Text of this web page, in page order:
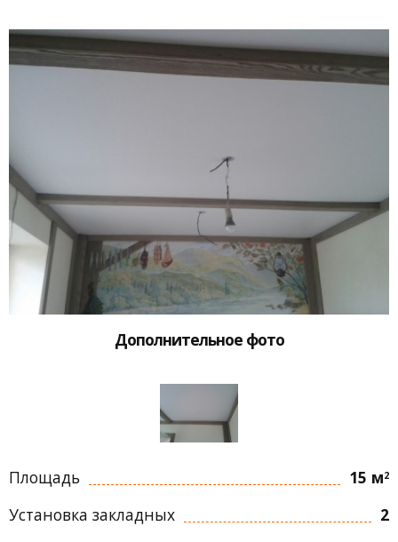
Дополнительное фото
Площадь 15 м2
Установка закладных 2